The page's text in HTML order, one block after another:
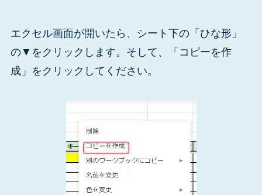
エクセル画面が開いたら、シート下の「ひな形」
の▼をクリックします。そして、「コピーを作
成」をクリックしてください。